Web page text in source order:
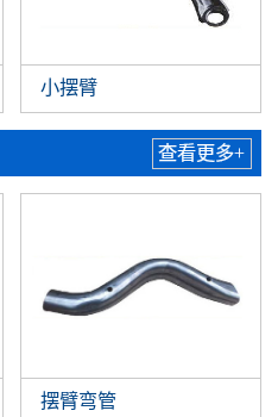
小摆臂
查看更多+
摆臂弯管